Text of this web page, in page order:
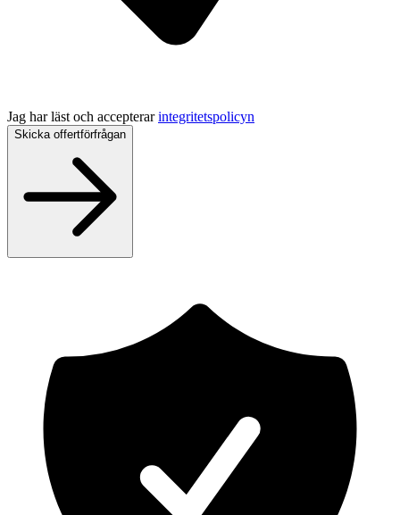
Jag har läst och accepterar integritetspolicyn
Skicka offertförfrågan